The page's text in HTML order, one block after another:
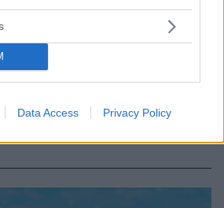
Data Access Privacy Policy
ξεφύγει από το τσουνάμι